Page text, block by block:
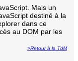
Mais un
destiné à la
dans ce
au DOM par les
>Retour à la TdM